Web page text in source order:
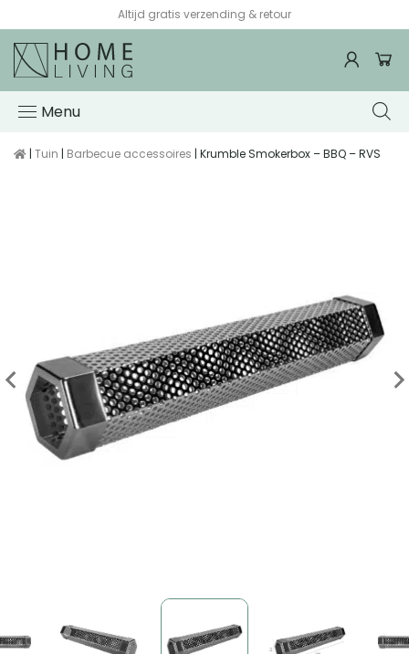
Altijd gratis verzending & retour
Menu
| Tuin | Barbecue accessoires | Krumble Smokerbox – BBQ – RVS